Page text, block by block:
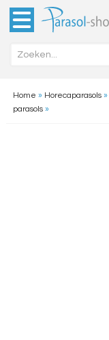
Home » Horecaparasols»
parasols»